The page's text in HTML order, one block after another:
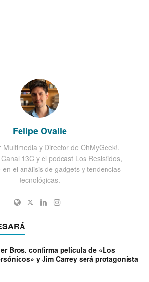
Felipe Ovalle
Multimedia y Director de OhMyGeek!.
13C y el podcast Los Resistidos,
en el análisis de gadgets y tendencias
tecnológicas.
Bros. confirma película de «Los
y Jim Carrey será protagonista